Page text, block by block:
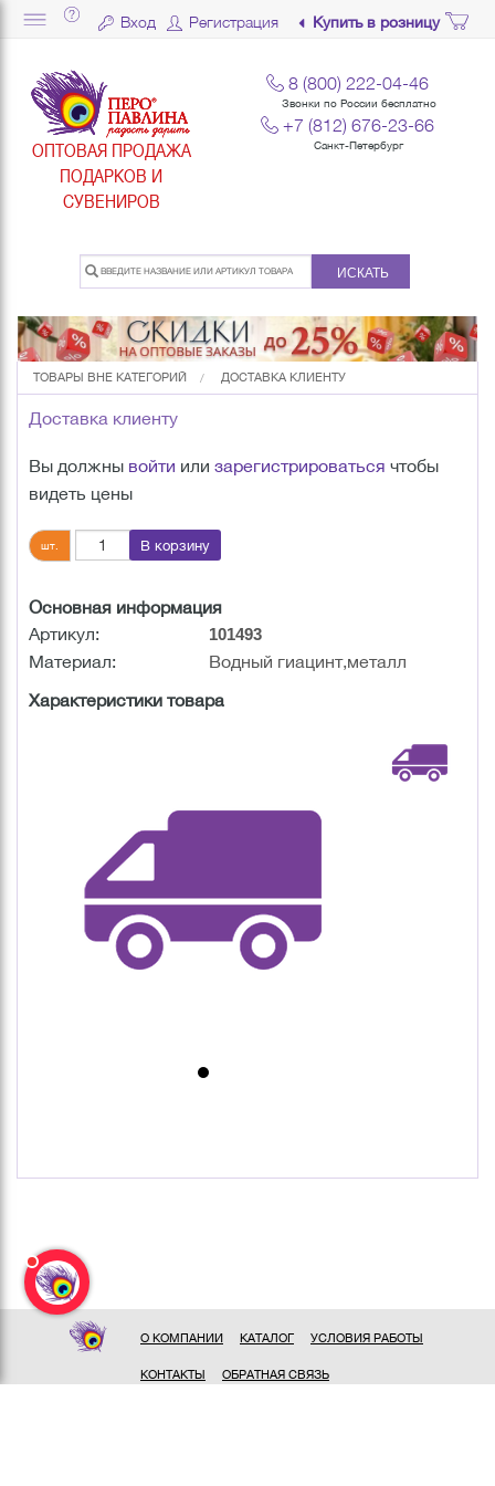
Вход Регистрация Купить в розницу
ОПТОВАЯ ПРОДАЖА
ПОДАРКОВ И
СУВЕНИРОВ
8 (800) 222-04-46
Звонки по России бесплатно
+7 (812) 676-23-66
Санкт-Петербург
ИСКАТЬ
ТОВАРЫ ВНЕ КАТЕГОРИЙ ДОСТАВКА КЛИЕНТУ
Доставка клиенту
Вы должны войти или зарегистрироваться чтобы
видеть цены
шт. В корзину
Основная информация
Артикул:
101493
Материал:
Водный гиацинт,металл
Характеристики товара
О КОМПАНИИ КАТАЛОГ УСЛОВИЯ РАБОТЫ
КОНТАКТЫ ОБРАТНАЯ СВЯЗЬ